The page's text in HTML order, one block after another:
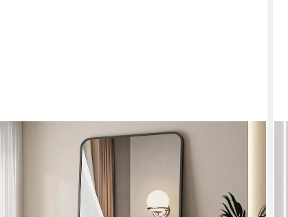
Standspiegel 180 hoch xxl Ganzkörperspiegel 180x80cm
Rund Bogen (Bogenspiegel Extra groß,
Schwarz,Rechteckig), für Hotel Friseurladen Flur
Schlafzimmer Wohnzimmer